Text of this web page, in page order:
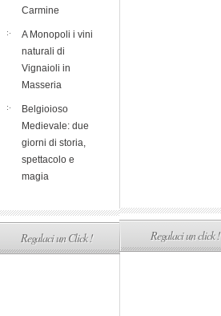
Carmine
A Monopoli i vini
naturali di
Vignaioli in
Masseria
Belgioioso
Medievale: due
giorni di storia,
spettacolo e
magia
Regalaci un Click ! Regalaci un click !